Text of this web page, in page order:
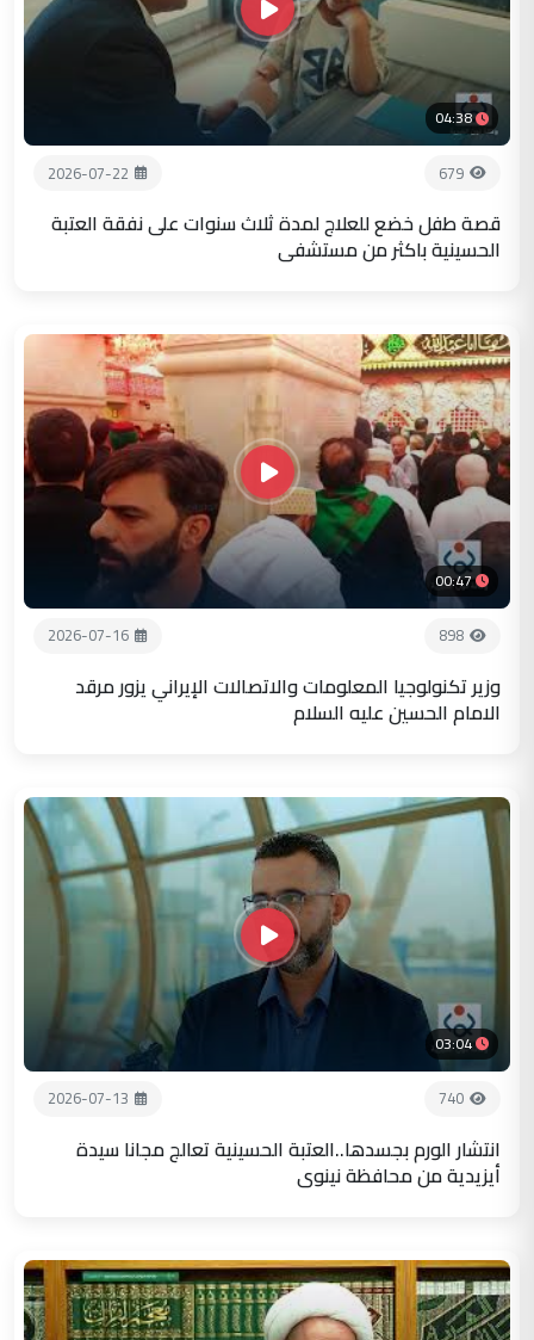
04:38
679
2026-07-22
قصة طفل خضع للعلاج لمدة ثلاث سنوات على نفقة العتبة
الحسينية باكثر من مستشفى
00:47
898
2026-07-16
وزير تكنولوجيا المعلومات والاتصالات الإيراني يزور مرقد
الامام الحسين عليه السلام
03:04
740
2026-07-13
انتشار الورم بجسدها..العتبة الحسينية تعالج مجانا سيدة
أيزيدية من محافظة نينوى